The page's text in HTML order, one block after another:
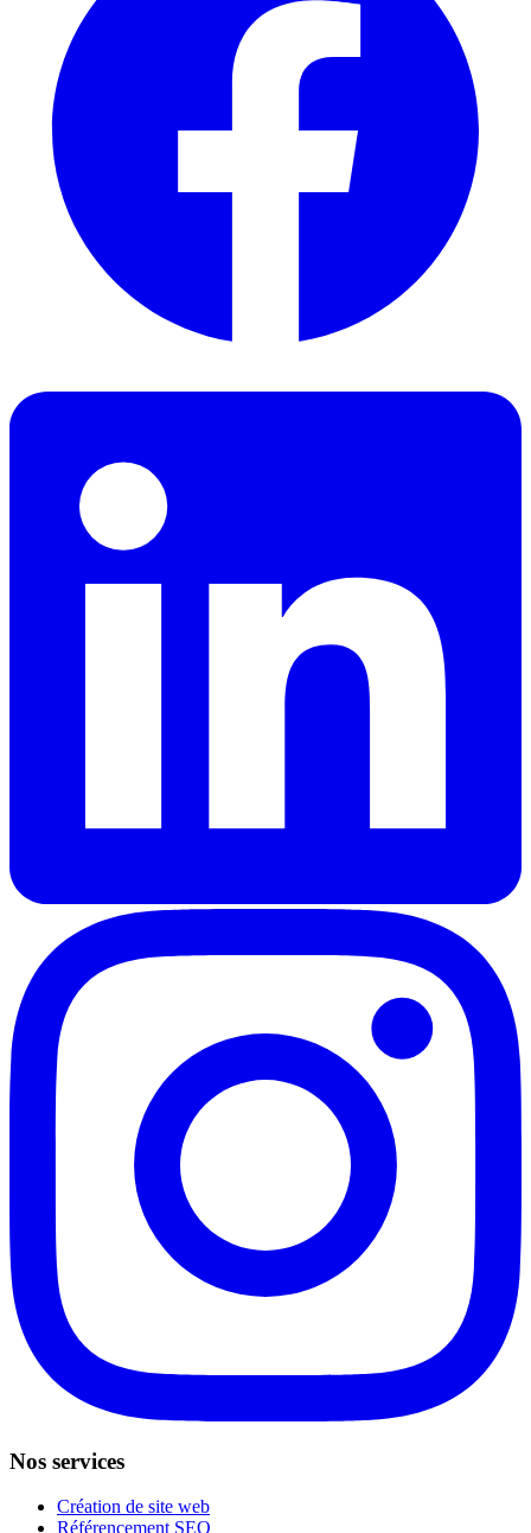
Nos services
Création de site web
Référencement SEO